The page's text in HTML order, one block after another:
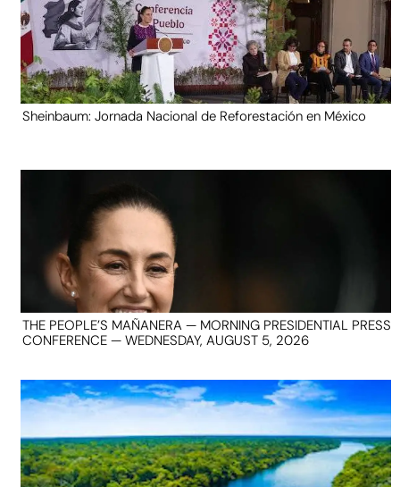
Sheinbaum: Jornada Nacional de Reforestación en México
THE PEOPLE’S MAÑANERA — MORNING PRESIDENTIAL PRESS
CONFERENCE — WEDNESDAY, AUGUST 5, 2026